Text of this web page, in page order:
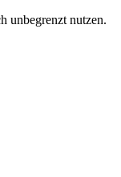
unbegrenzt nutzen.